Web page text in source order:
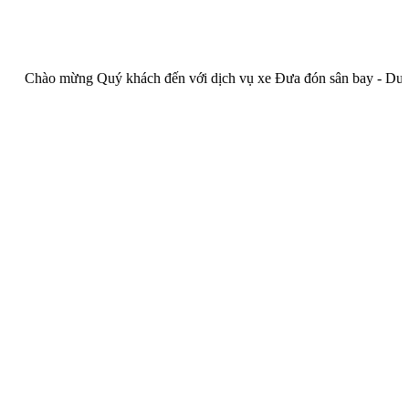
mừng Quý khách đến với dịch vụ xe Đưa đón sân bay - Du lịch